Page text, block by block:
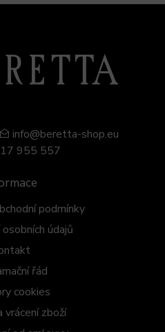
podmínky
údajů
řád
cookies
vrácení zboží
info@beretta-shop.eu
955 557